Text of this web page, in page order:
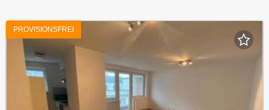
PROVISIONSFREI